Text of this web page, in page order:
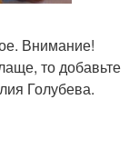
Внимание!
то добавьте
Голубева.